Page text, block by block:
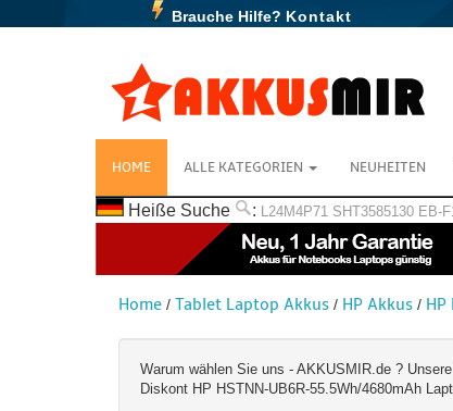
Brauche Hilfe? Kontakt
HOME ALLE KATEGORIEN NEUHEITEN
Heiße Suche : L24M4P71 SHT3585130 EB-
Home/ Tablet Laptop Akkus/ HP Akkus/ HP
Warum wählen Sie uns - AKKUSMIR.de ?
Diskont HP HSTNN-UB6R-55.5Wh/4680mAh